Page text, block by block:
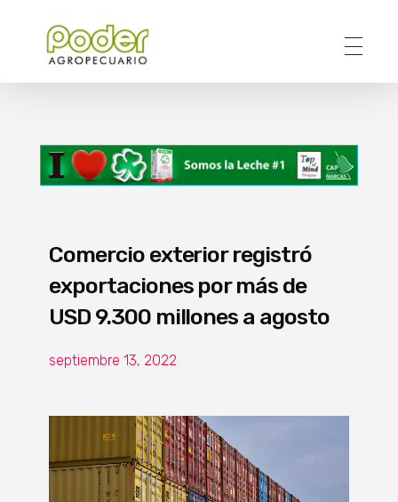
Comercio exterior registró
exportaciones por más de
USD 9.300 millones a agosto
septiembre 13, 2022